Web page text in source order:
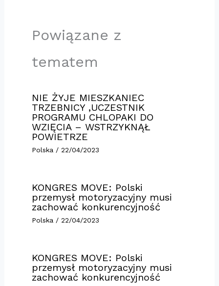
Powiązane z
tematem
NIE ŻYJE MIESZKANIEC
TRZEBNICY ,UCZESTNIK
PROGRAMU CHLOPAKI DO
WZIĘCIA – WSTRZYKNĄŁ
POWIETRZE
Polska/ 22/04/2023
KONGRES MOVE: Polski
przemysł motoryzacyjny musi
zachować konkurencyjność
Polska/ 22/04/2023
KONGRES MOVE: Polski
przemysł motoryzacyjny musi
zachować konkurencyjność